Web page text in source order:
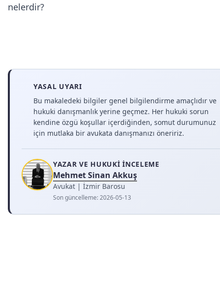
nelerdir?
YASAL UYARI
Bu makaledeki bilgiler genel bilgilendirme amaçlıdır ve
hukuki danışmanlık yerine geçmez. Her hukuki sorun
kendine özgü koşullar içerdiğinden, somut durumunuz
için mutlaka bir avukata danışmanızı öneririz.
YAZAR VE HUKUKI İNCELEME
Mehmet Sinan Akkuş
Avukat | İzmir Barosu
Son güncelleme:2026-05-13